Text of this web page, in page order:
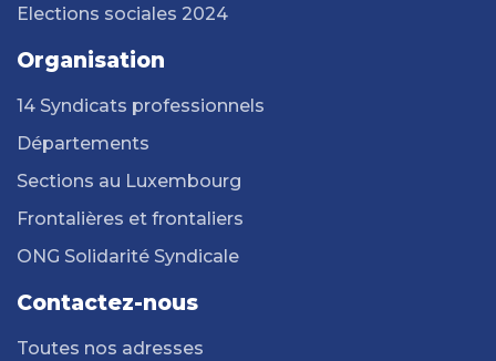
Elections sociales 2024
Organisation
14 Syndicats professionnels
Départements
Sections au Luxembourg
Frontalières et frontaliers
ONG Solidarité Syndicale
Contactez-nous
Toutes nos adresses